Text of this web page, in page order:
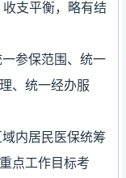
收支平衡，略有结
参保范围、统一
、统一经办服
内居民医保统筹
点工作目标考